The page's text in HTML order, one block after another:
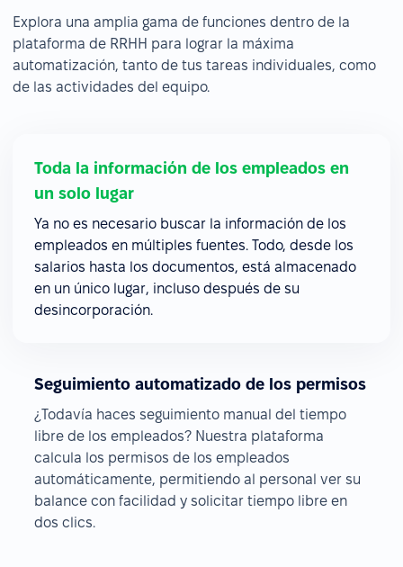
Explora una amplia gama de funciones dentro de la
plataforma de RRHH para lograr la máxima
automatización, tanto de tus tareas individuales, como
de las actividades del equipo.
Toda la información de los empleados en
un solo lugar
Ya no es necesario buscar la información de los
empleados en múltiples fuentes. Todo, desde los
salarios hasta los documentos, está almacenado
en un único lugar, incluso después de su
desincorporación.
Seguimiento automatizado de los permisos
¿Todavía haces seguimiento manual del tiempo
libre de los empleados? Nuestra plataforma
calcula los permisos de los empleados
automáticamente, permitiendo al personal ver su
balance con facilidad y solicitar tiempo libre en
dos clics.